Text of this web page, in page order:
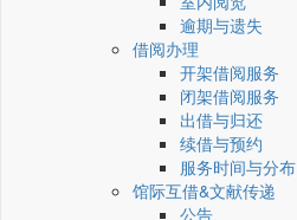
逾期与遗失
借阅办理
开架借阅服务
闭架借阅服务
出借与归还
续借与预约
服务时间与分布
馆际互借&文献传递
公告